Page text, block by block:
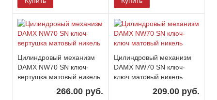
Цилиндровый механизм
DAMX NW70 SN ключ-
вертушка матовый никель
266.00 руб.
Цилиндровый механизм
DAMX NW70 SN ключ-
ключ матовый никель
209.00 руб.